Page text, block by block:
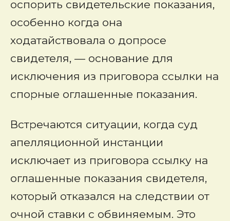
оспорить свидетельские показания,
особенно когда она
ходатайствовала о допросе
свидетеля, — основание для
исключения из приговора ссылки на
спорные оглашенные показания.
Встречаются ситуации, когда суд
апелляционной инстанции
исключает из приговора ссылку на
оглашенные показания свидетеля,
который отказался на следствии от
очной ставки с обвиняемым. Это